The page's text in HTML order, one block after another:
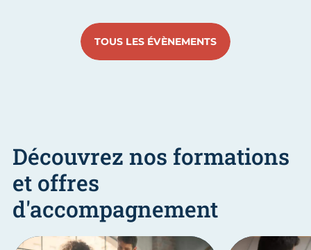
TOUS LES ÉVÈNEMENTS
Découvrez nos formations
et offres
d'accompagnement